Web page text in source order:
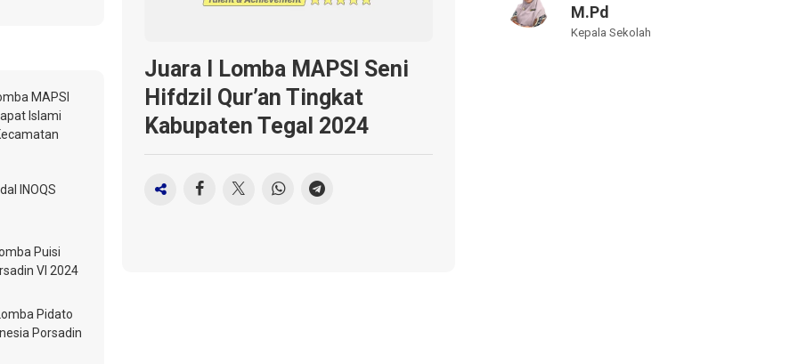
Juara I Lomba MAPSI Seni
Hifdzil Qur’an Tingkat
Kabupaten Tegal 2024
MAPSI
Islami
INOQS
Puisi
VI 2024
Pidato
Porsadin
M.Pd
Kepala Sekolah